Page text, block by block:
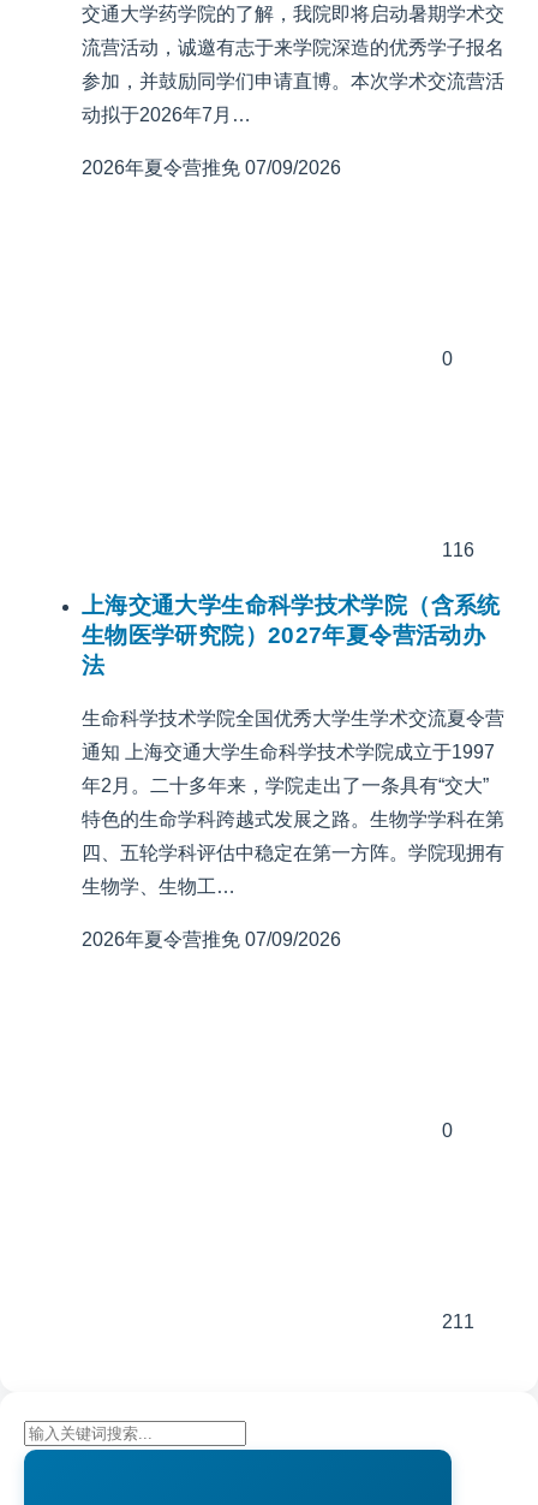
交通大学药学院的了解，我院即将启动暑期学术交
流营活动，诚邀有志于来学院深造的优秀学子报名
参加，并鼓励同学们申请直博。本次学术交流营活
动拟于2026年7月…
2026年夏令营推免 07/09/2026
0
116
上海交通大学生命科学技术学院（含系统
生物医学研究院）2027年夏令营活动办
法
生命科学技术学院全国优秀大学生学术交流夏令营
通知 上海交通大学生命科学技术学院成立于1997
年2月。二十多年来，学院走出了一条具有“交大”
特色的生命学科跨越式发展之路。生物学学科在第
四、五轮学科评估中稳定在第一方阵。学院现拥有
生物学、生物工…
2026年夏令营推免 07/09/2026
0
211